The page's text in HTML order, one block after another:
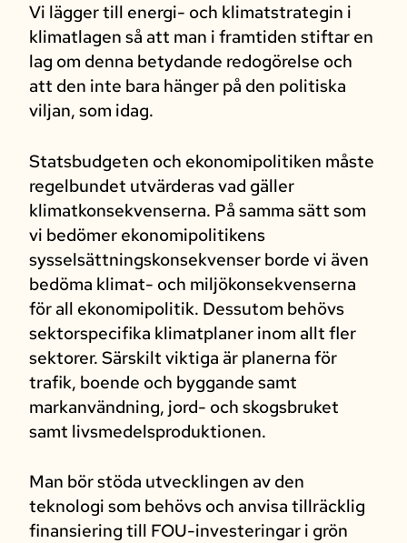
Vi lägger till energi- och klimatstrategin i
klimatlagen så att man i framtiden stiftar en
lag om denna betydande redogörelse och
att den inte bara hänger på den politiska
viljan, som idag.
Statsbudgeten och ekonomipolitiken måste
regelbundet utvärderas vad gäller
klimatkonsekvenserna. På samma sätt som
vi bedömer ekonomipolitikens
sysselsättningskonsekvenser borde vi även
bedöma klimat- och miljökonsekvenserna
för all ekonomipolitik. Dessutom behövs
sektorspecifika klimatplaner inom allt fler
sektorer. Särskilt viktiga är planerna för
trafik, boende och byggande samt
markanvändning, jord- och skogsbruket
samt livsmedelsproduktionen.
Man bör stöda utvecklingen av den
teknologi som behövs och anvisa tillräcklig
finansiering till FOU-investeringar i grön